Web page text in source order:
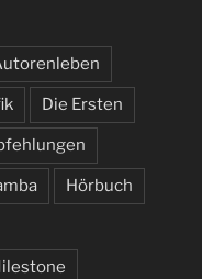
Die Ersten
Hörbuch